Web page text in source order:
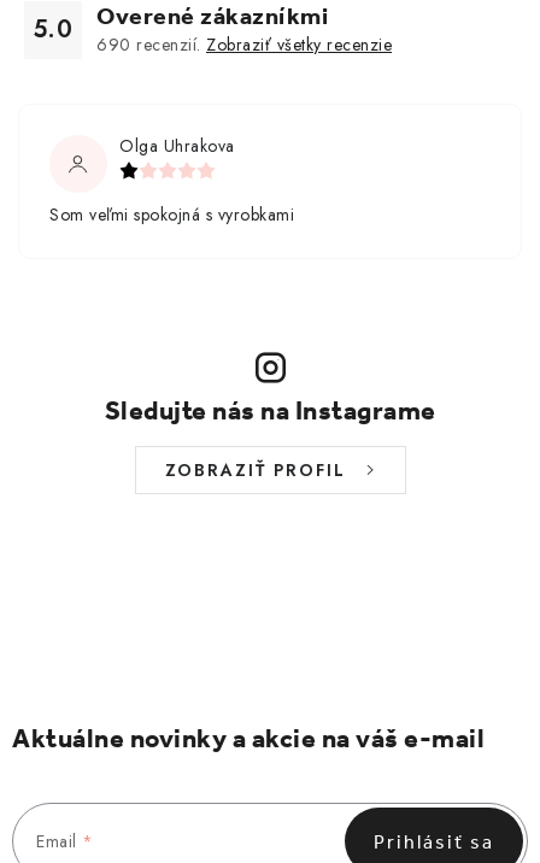
5.0 Overené zákazníkmi
690 recenzií. Zobraziť všetky recenzie
Olga Uhrakova
Som veľmi spokojná s vyrobkami
Sledujte nás na Instagrame
ZOBRAZIŤ PROFIL
Aktuálne novinky a akcie na váš e-mail
Email Prihlásiť sa